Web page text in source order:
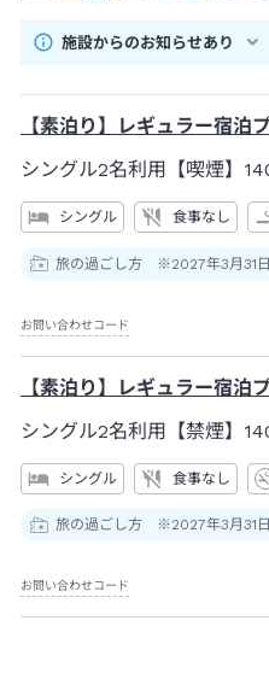
施設からのお知らせあり
【素泊り】レギュラー宿
シングル2名利用【喫煙】
シングル 食事なし
旅の過ごし方 ※2027年3月31
お問い合わせコード
【素泊り】レギュラー宿
シングル2名利用【禁煙】
シングル 食事なし
旅の過ごし方 ※2027年3月31
お問い合わせコード